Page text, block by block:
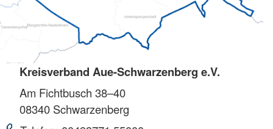
Kreisverband Aue-Schwarzenberg e.V.
Am Fichtbusch 38–40
08340 Schwarzenberg